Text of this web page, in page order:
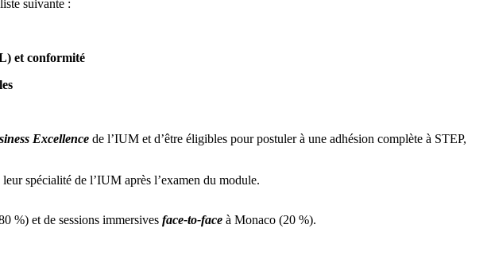
suivante :
et conformité
Excellence de l’IUM et d’être éligibles pour postuler à une adhésion complète à STEP,
spécialité de l’IUM après l’examen du module.
%) et de sessions immersives face-to-face à Monaco (20 %).